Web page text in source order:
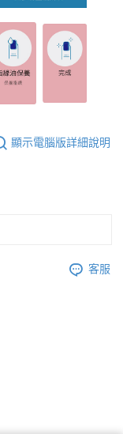
顯示電腦版詳細說明
客服